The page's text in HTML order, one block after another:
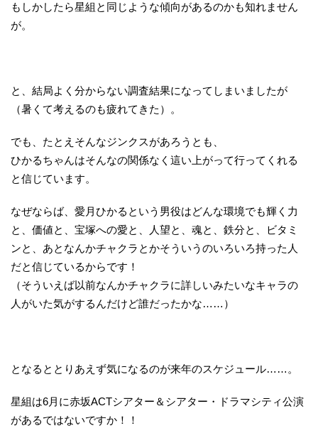
もしかしたら星組と同じような傾向があるのかも知れません
が。
と、結局よく分からない調査結果になってしまいましたが
（暑くて考えるのも疲れてきた）。
でも、たとえそんなジンクスがあろうとも、
ひかるちゃんはそんなの関係なく這い上がって行ってくれる
と信じています。
なぜならば、愛月ひかるという男役はどんな環境でも輝く力
と、価値と、宝塚への愛と、人望と、魂と、鉄分と、ビタミ
ンと、あとなんかチャクラとかそういうのいろいろ持った人
だと信じているからです！
（そういえば以前なんかチャクラに詳しいみたいなキャラの
人がいた気がするんだけど誰だったかな……）
となるととりあえず気になるのが来年のスケジュール……。
星組は6月に赤坂ACTシアター＆シアター・ドラマシティ公演
があるではないですか！！